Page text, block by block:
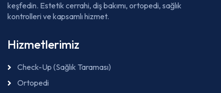
keşfedin. Estetik cerrahi, diş bakımı, ortopedi, sağlık
kontrolleri ve kapsamlı hizmet.
Hizmetlerimiz
Check-Up (Sağlık Taraması)
Ortopedi